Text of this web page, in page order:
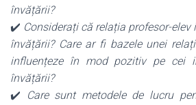
învățării?
✔️ Considerați că relația profesor-
învățării? Care ar fi bazele unei
influențeze în mod pozitiv pe cei
învățării?
✔️
Care sunt metodele de lucru